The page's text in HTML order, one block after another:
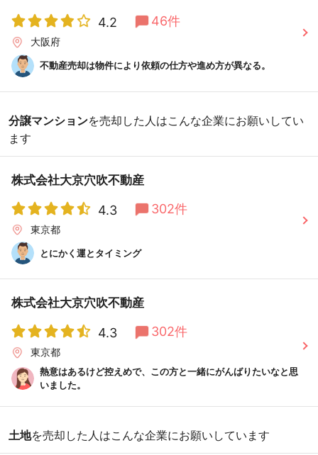
4.2 46件
大阪府
不動産売却は物件により依頼の仕方や進め方が異なる。
分譲マンションを売却した人はこんな企業にお願いしてい
ます
株式会社大京穴吹不動産
4.3 302件
東京都
とにかく運とタイミング
株式会社大京穴吹不動産
4.3 302件
東京都
熱意はあるけど控えめで、この方と一緒にがんばりたいなと思
いました。
土地を売却した人はこんな企業にお願いしています